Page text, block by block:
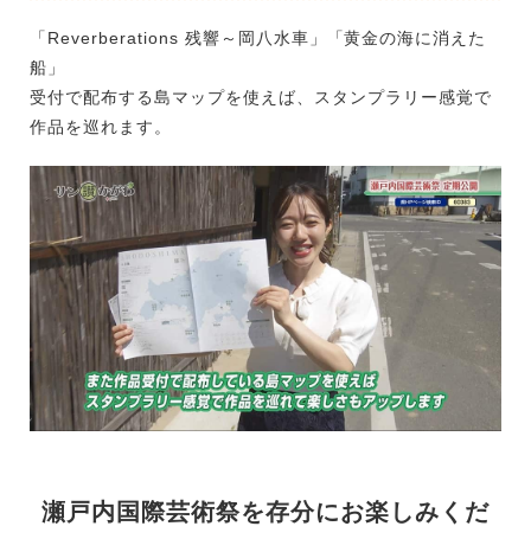
「Reverberations 残響～岡八水車」「黄金の海に消えた
船」
受付で配布する島マップを使えば、スタンプラリー感覚で
作品を巡れます。
瀬戸内国際芸術祭を存分にお楽しみくだ